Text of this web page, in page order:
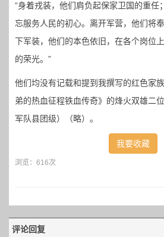
“身着戎装，他们肩负起保家卫国的重任
忘服务人民的初心。离开军营，他们将
下军装，他们的本色依旧，在各个岗位
的荣光。”
他们均没有记载和提到我撰写的红色家
弟的热血征程铁血传奇》的烽火双雄二
军队县团级）（略）。
我要收藏
浏览：616次
评论回复